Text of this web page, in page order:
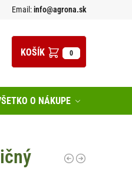
Email:info@agrona.sk
0
O NÁKUPE